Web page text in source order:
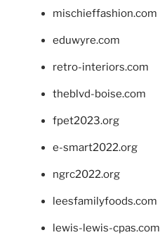
mischieffashion.com
eduwyre.com
retro-interiors.com
theblvd-boise.com
fpet2023.org
e-smart2022.org
ngrc2022.org
leesfamilyfoods.com
lewis-lewis-cpas.com